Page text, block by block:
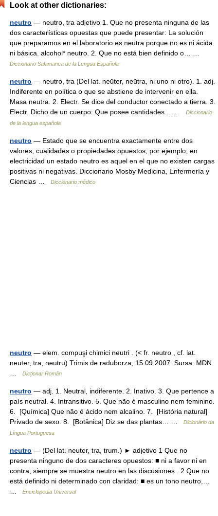
Look at other dictionaries:
neutro — neutro, tra adjetivo 1. Que no presenta ninguna de las
dos características opuestas que puede presentar: La solución
que preparamos en el laboratorio es neutra porque no es ni ácida
ni básica. alcohol* neutro. 2. Que no está bien definido o… …
Diccionario Salamanca de la Lengua Española
neutro — neutro, tra (Del lat. neŭter, neŭtra, ni uno ni otro). 1. adj.
Indiferente en política o que se abstiene de intervenir en ella.
Masa neutra. 2. Electr. Se dice del conductor conectado a tierra. 3.
Electr. Dicho de un cuerpo: Que posee cantidades… …
Diccionario
de la lengua española
neutro — Estado que se encuentra exactamente entre dos
valores, cualidades o propiedades opuestos; por ejemplo, en
electricidad un estado neutro es aquel en el que no existen cargas
positivas ni negativas. Diccionario Mosby Medicina, Enfermería y
Ciencias …
Diccionario médico
neutro — elem. compuşi chimici neutri . (< fr. neutro , cf. lat.
neuter, tra, neutru) Trimis de raduborza, 15.09.2007. Sursa: MDN
Dicționar Român
neutro — adj. 1. Neutral, indiferente. 2. Inativo. 3. Que pertence a
país neutral. 4. Intransitivo. 5. Que não é masculino nem feminino.
6. [Química] Que não é ácido nem alcalino. 7. [História natural]
Privado de sexo. 8. [Botânica] Diz se das plantas… …
Dicionário da
Língua Portuguesa
neutro — (Del lat. neuter, tra, trum.) ► adjetivo 1 Que no
presenta ninguno de dos caracteres opuestos: ■ ni a favor ni en
contra, siempre se muestra neutro en las discusiones . 2 Que no
está definido ni determinado con claridad: ■ es un tono neutro,…
Enciclopedia Universal